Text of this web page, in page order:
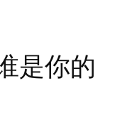
是你的